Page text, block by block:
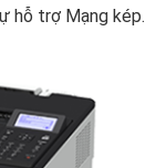
hỗ trợ Mạng kép.